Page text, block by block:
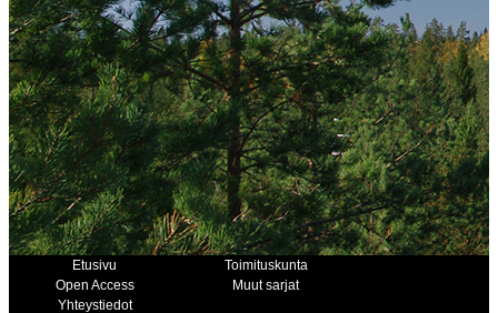
Etusivu
Toimituskunta
Open Access
Muut sarjat
Yhteystiedot